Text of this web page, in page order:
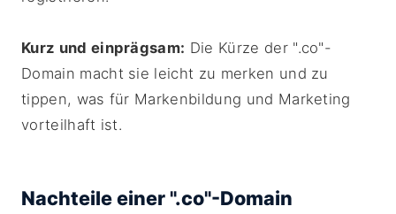
Kurz und einprägsam: Die Kürze der ".co"-
Domain macht sie leicht zu merken und zu
tippen, was für Markenbildung und Marketing
vorteilhaft ist.
Nachteile einer ".co"-Domain